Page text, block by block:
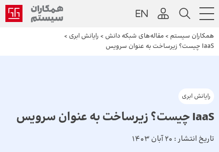
همکاران سیستم > مقاله‌های شبکه دانش > رایانش ابری >
IaaS چیست؟ زیرساخت به‌ عنوان سرویس
رایانش ابری
IaaS چیست؟ زیرساخت به‌ عنوان سرویس
تاریخ انتشار : 20 آبان 1403